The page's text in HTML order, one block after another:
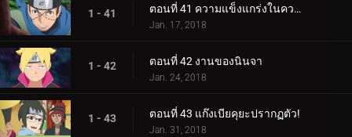
1 - 41 ตอนที่ 41 ความแข็งแกร่งในความสามัคคี
Jan. 17, 2018
1 - 42 ตอนที่ 42 งานของนินจา
Jan. 24, 2018
1 - 43 ตอนที่ 43 แก๊งเบียคุยะปรากฏตัว!
Jan. 31, 2018